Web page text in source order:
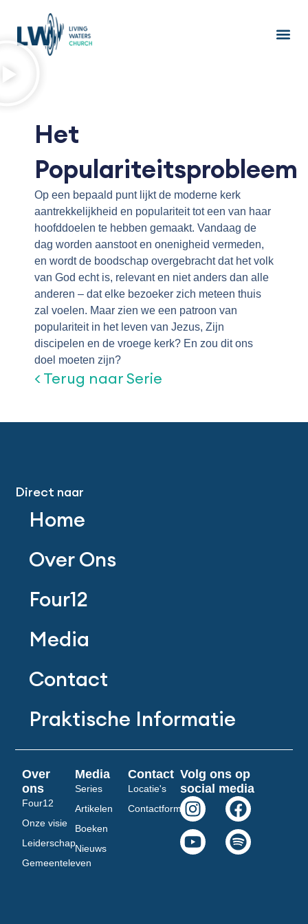
naar
Het
Populariteitsprobleem
Op een bepaald punt lijkt de moderne kerk
aantrekkelijkheid en populariteit tot een van haar
hoofddoelen te hebben gemaakt. Vandaag de
dag worden aanstoot en onenigheid vermeden,
en wordt de boodschap overgebracht dat het volk
van God echt is, relevant en niet anders dan alle
anderen – dat elke bezoeker zich meteen thuis
zal voelen. Maar zien we een patroon van
populariteit in het leven van Jezus, Zijn
discipelen en de vroege kerk? En zou dit ons
doel moeten zijn?
< Terug naar Serie
Direct naar
Home
Over Ons
Four12
Media
Contact
Praktische Informatie
Over
ons
Four12
Onze visie
Leiderschap
Gemeenteleven
Media
Series
Artikelen
Boeken
Nieuws
Contact
Locatie's
Contactformulier
Volg ons op
social media
I
n
s
t
F
a
c
e
Y
o
u
t
S
p
o
t